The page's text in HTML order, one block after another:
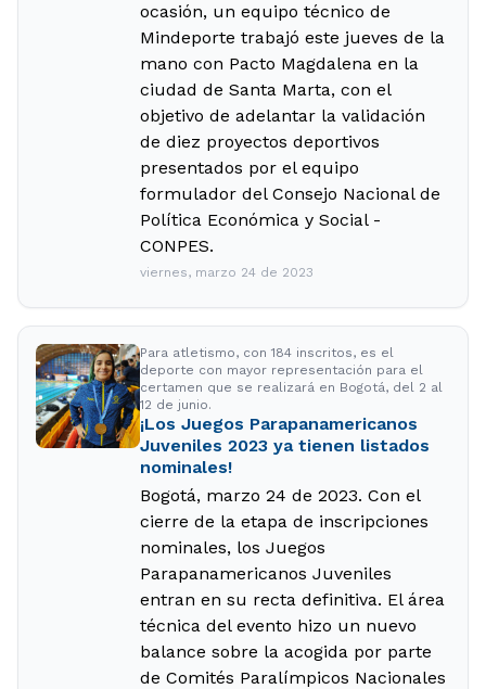
ocasión, un equipo técnico de
Mindeporte trabajó este jueves de la
mano con Pacto Magdalena en la
ciudad de Santa Marta, con el
objetivo de adelantar la validación
de diez proyectos deportivos
presentados por el equipo
formulador del Consejo Nacional de
Política Económica y Social -
CONPES.
viernes, marzo 24 de 2023
Para atletismo, con 184 inscritos, es el
deporte con mayor representación para el
certamen que se realizará en Bogotá, del 2 al
12 de junio.
¡Los Juegos Parapanamericanos
Juveniles 2023 ya tienen listados
nominales!
Bogotá, marzo 24 de 2023. Con el
cierre de la etapa de inscripciones
nominales, los Juegos
Parapanamericanos Juveniles
entran en su recta definitiva. El área
técnica del evento hizo un nuevo
balance sobre la acogida por parte
de Comités Paralímpicos Nacionales